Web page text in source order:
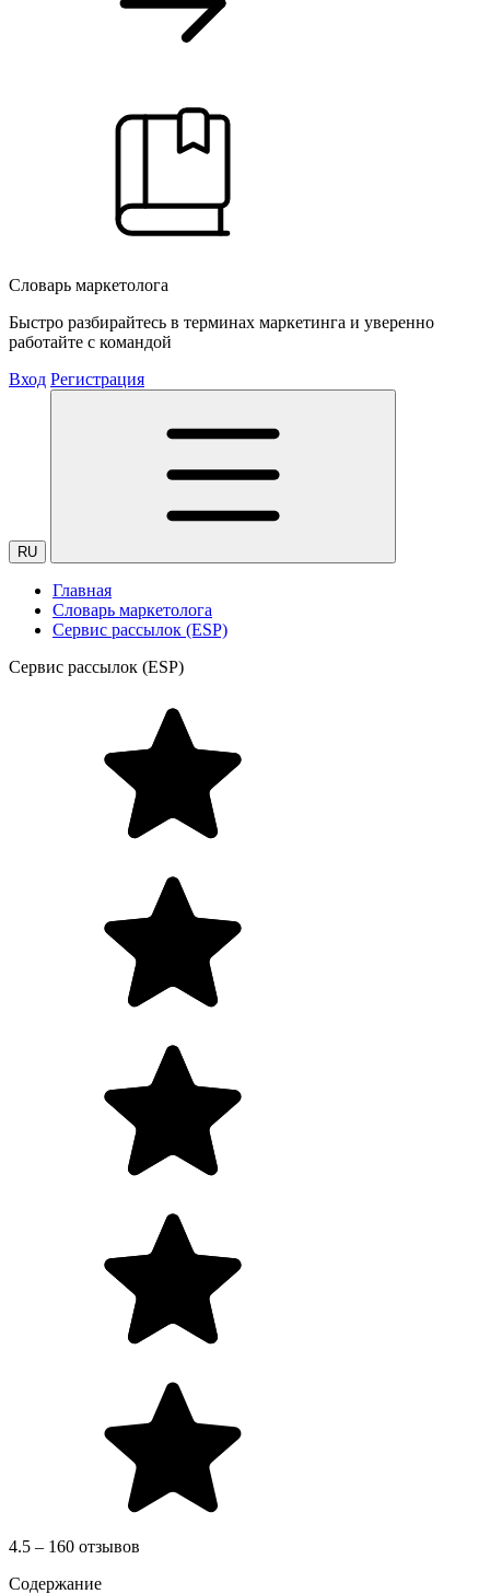
Словарь маркетолога
Быстро разбирайтесь в терминах маркетинга и уверенно
работайте с командой
Вход Регистрация
RU
Главная
Словарь маркетолога
Сервис рассылок (ESP)
Сервис рассылок (ESP)
4.5 – 160 отзывов
Содержание